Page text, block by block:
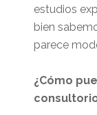
estudios
bien
parece
¿Cómo